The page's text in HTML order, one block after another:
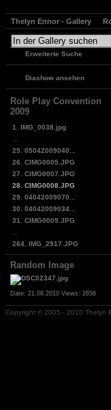
Thelyn Ennor - Gallery
Erweiterte Suche
Diashow ansehen
Role Play Convention
2009
1. IMG_0038.jpg
25. 05042009040...
26. CIMG0005.JPG
27. CIMG0007.JPG
28. CIMG0008.JPG
29. 04042009070...
30. 04042009034...
31. CIMG0009.JPG
264. IMG_2917.JPG
Random Image
Date: 21.08.2010 Views: 2656
Copyright © 2005 - 2010 Thelyn